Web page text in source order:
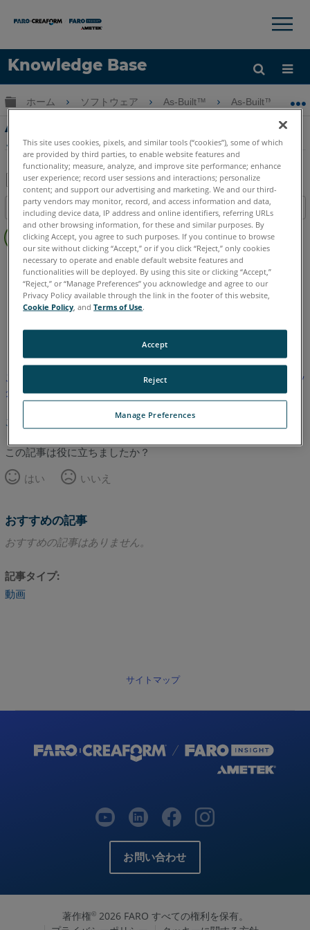
Knowledge Base
言語
ヘルプ サインイン
×
グローバル階層を展開/折りたたむ
ホーム ソフトウェア As-Built™ As-Built™ for
As-Built for AutoCADフィーチャーデータチ
ュートリアル-ファサード損傷マッピング
PDF
と
し
て
目次
ヘ
ッ
ー
し
As-Built AutoCAD
英語
この記事は翻訳されていません。英語版を見るにはここをクリッ
クしてください。
このページのトップへ
この記事は役に立ちましたか？
はい
いいえ
おすすめの記事
おすすめの記事はありません。
記事タイプ
動画
サイトマップ
お問い合わせ
著作権©2026 FARO すべての権利を保有。
This site uses cookies, pixels, and similar tools (“cookies”), some of which
are provided by third parties, to enable website features and
functionality; measure, analyze, and improve site performance; enhance
user experience; record user sessions and interactions; personalize
content; and support our advertising and marketing. We and our third-
party vendors may monitor, record, and access information and data,
including device data, IP address and online identifiers, referring URLs
and other browsing information, for these and similar purposes. By
clicking Accept, you agree to such purposes. If you continue to browse
our site without clicking “Accept,” or if you click “Reject,” only cookies
necessary to operate and enable default website features and
functionalities will be deployed. By using this site or clicking “Accept,”
“Reject,” or “Manage Preferences” you acknowledge and agree to our
Privacy Policy available through the link in the footer of this website,
Cookie Policy , andTerms of Use.
Manage Preferences
Reject
Accept